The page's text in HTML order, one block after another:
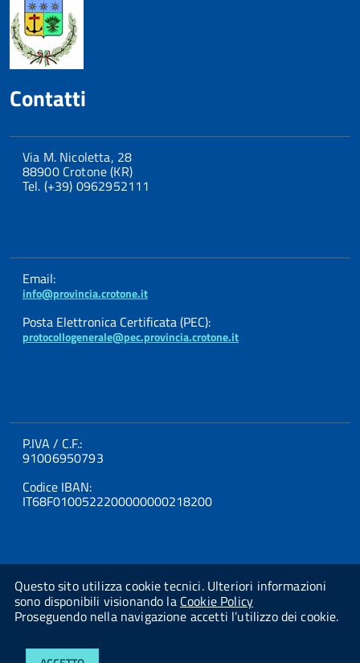
Questo sito utilizza cookie tecnici. Ulteriori informazioni
sono disponibili visionando la Cookie Policy
Proseguendo nella navigazione accetti l’utilizzo dei cookie.
Contatti
Via M. Nicoletta, 28
88900 Crotone (KR)
Tel. (+39) 0962952111
Email:
info@provincia.crotone.it
Posta Elettronica Certificata (PEC):
protocollogenerale@pec.provincia.crotone.it
P.IVA / C.F.:
91006950793
Codice IBAN:
IT68F0100522200000000218200